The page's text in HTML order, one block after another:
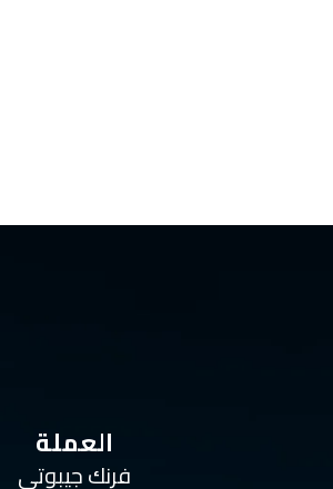
العملة
فرنك جيبوتي